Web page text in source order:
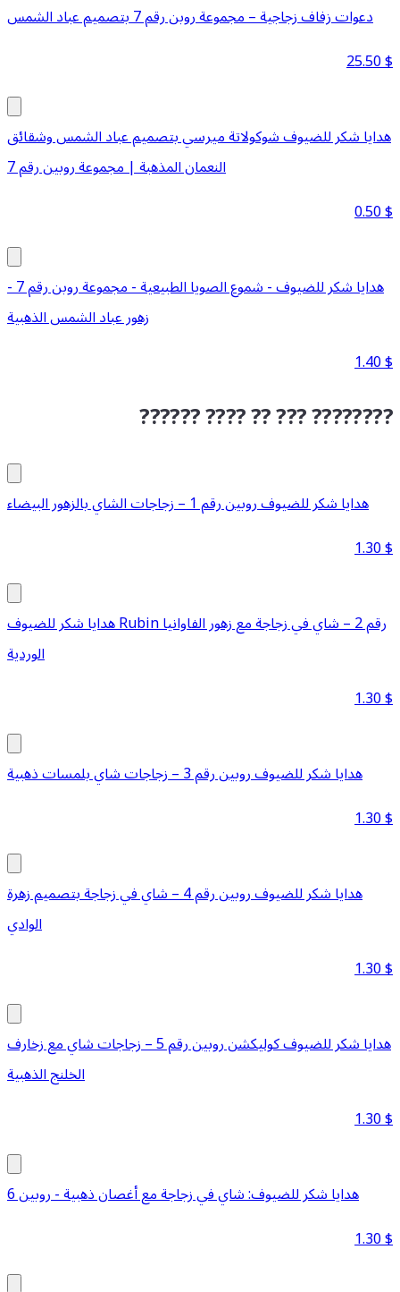
دعوات زفاف زجاجية – مجموعة روبن رقم 7 بتصميم عباد الشمس
25.50$
هدايا شكر للضيوف شوكولاتة ميرسي بتصميم عباد الشمس وشقائق
النعمان المذهبة | مجموعة روبين رقم 7
0.50$
هدايا شكر للضيوف - شموع الصويا الطبيعية - مجموعة روبن رقم 7 -
زهور عباد الشمس الذهبية
1.40$
?????? ???? ?? ??? ????????
هدايا شكر للضيوف روبين رقم 1 – زجاجات الشاي بالزهور البيضاء
1.30$
هدايا شكر للضيوف Rubin رقم 2 – شاي في زجاجة مع زهور الفاوانيا
الوردية
1.30$
هدايا شكر للضيوف روبين رقم 3 – زجاجات شاي بلمسات ذهبية
1.30$
هدايا شكر للضيوف روبين رقم 4 – شاي في زجاجة بتصميم زهرة
الوادي
1.30$
هدايا شكر للضيوف كوليكشن روبين رقم 5 – زجاجات شاي مع زخارف
الخلنج الذهبية
1.30$
هدايا شكر للضيوف: شاي في زجاجة مع أغصان ذهبية - روبين 6
1.30$